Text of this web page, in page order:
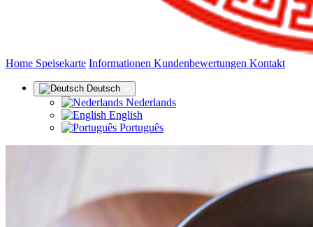
Home (aktuell)
Speisekarte Informationen Kundenbewertungen Kontakt
Deutsch
Nederlands
English
Português